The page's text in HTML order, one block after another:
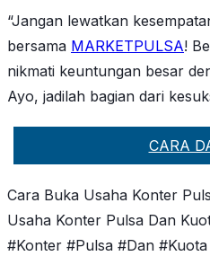
“Jangan lewatkan
bersama MARKETPULSA!
nikmati keuntungan besar
Ayo, jadilah bagian dari
CARA
Cara Buka Usaha Konter
Usaha Konter Pulsa Dan
#Konter #Pulsa #Dan #Kuota